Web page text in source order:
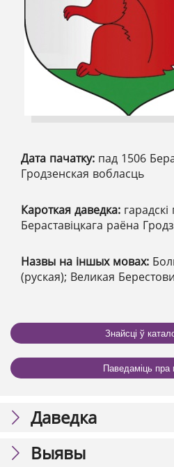
Дата пачатку: пад 1506
Гродзенская вобласць
Кароткая даведка:
Бераставіцкага раёна
Назвы на іншых мовах:
(руская); Великая
Знайсці ў
Паведаміць
Даведка
Выявы